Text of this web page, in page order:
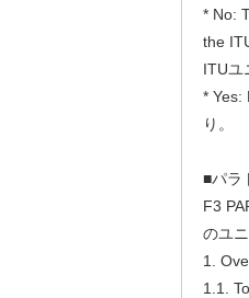
* No:
the
ITUユ
* Yes:
り。
■パラ
F3
のユ
1.
1.1.